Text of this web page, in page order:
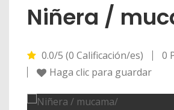
Niñera /
0.0/5 (0 Calificación/es)
0
Haga clic para guardar